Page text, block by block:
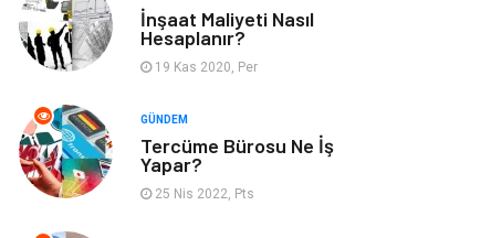
Mobilya Pazarlama
Nakliyat Plastik
Hediyelik Eşya Eğlence
İnşaat Maliyeti Nasıl
Hesaplanır?
19 Kas 2020, Per
GÜNDEM
Tercüme Bürosu Ne İş
Yapar?
25 Nis 2022, Pts